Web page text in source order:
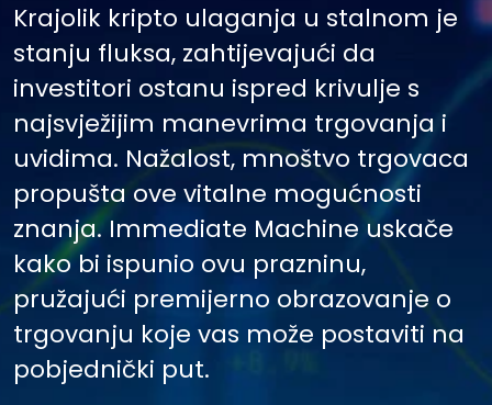
Krajolik kripto ulaganja u stalnom je
stanju fluksa, zahtijevajući da
investitori ostanu ispred krivulje s
najsvježijim manevrima trgovanja i
uvidima. Nažalost, mnoštvo trgovaca
propušta ove vitalne mogućnosti
znanja. Immediate Machine uskače
kako bi ispunio ovu prazninu,
pružajući premijerno obrazovanje o
trgovanju koje vas može postaviti na
pobjednički put.